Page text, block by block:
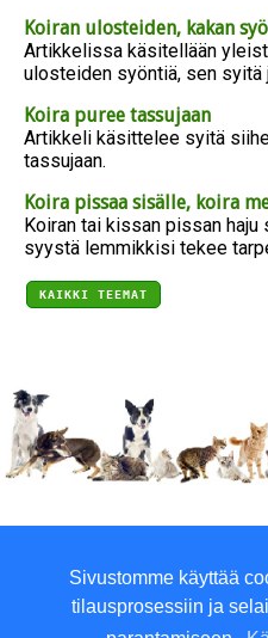
Sivustomme käyttää
tilausprosessiin ja
Koiran ulosteiden, kakan
Artikkelissa käsitellään
ulosteiden syöntiä, sen syitä
Koira puree tassujaan
Artikkeli käsittelee syitä
tassujaan.
Koira pissaa sisälle, koira
Koiran tai kissan pissan
syystä lemmikkisi tekee
KAIKKI TEEMAT
P. 010
Yritysinfo|Toimitusehdot|
GDPR